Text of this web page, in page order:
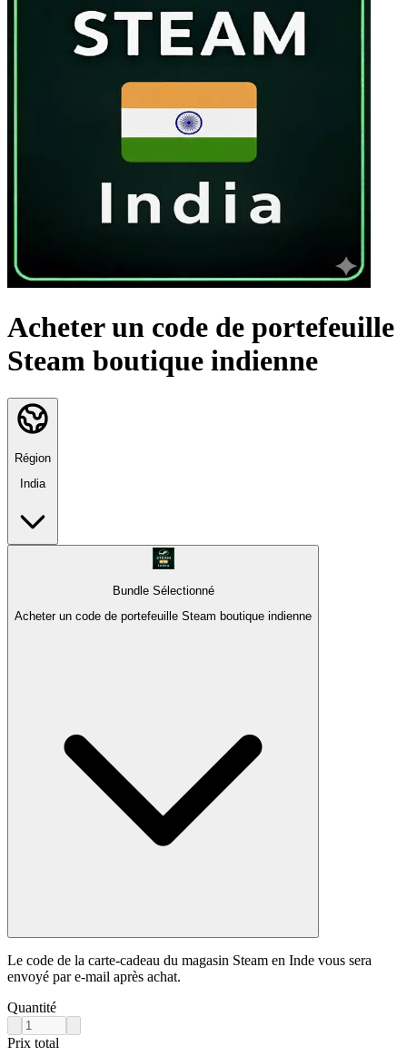
Acheter un code de portefeuille
Steam boutique indienne
Région
India
Bundle Sélectionné
Acheter un code de portefeuille Steam boutique indienne
Le code de la carte-cadeau du magasin Steam en Inde vous sera
envoyé par e-mail après achat.
Quantité
Prix total